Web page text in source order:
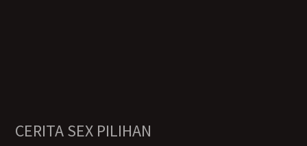
CERITA SEX PILIHAN